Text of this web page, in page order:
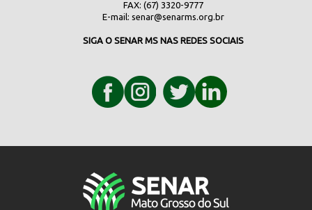
FAX: (67) 3320-9777
E-mail: senar@senarms.org.br
SIGA O SENAR MS NAS REDES SOCIAIS